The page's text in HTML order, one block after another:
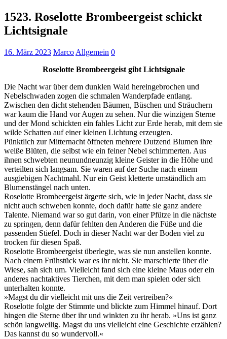
1523. Roselotte Brombeergeist schickt
Lichtsignale
16. März 2023 Marco Allgemein 0
Roselotte Brombeergeist gibt Lichtsignale
Die Nacht war über dem dunklen Wald hereingebrochen und
Nebelschwaden zogen die schmalen Wanderpfade entlang.
Zwischen den dicht stehenden Bäumen, Büschen und Sträuchern
war kaum die Hand vor Augen zu sehen. Nur die winzigen Sterne
und der Mond schickten ein fahles Licht zur Erde herab, mit dem sie
wilde Schatten auf einer kleinen Lichtung erzeugten.
Pünktlich zur Mitternacht öffneten mehrere Dutzend Blumen ihre
weiße Blüten, die selbst wie ein feiner Nebel schimmerten. Aus
ihnen schwebten neunundneunzig kleine Geister in die Höhe und
verteilten sich langsam. Sie waren auf der Suche nach einem
ausgiebigen Nachtmahl. Nur ein Geist kletterte umständlich am
Blumenstängel nach unten.
Roselotte Brombeergeist ärgerte sich, wie in jeder Nacht, dass sie
nicht auch schweben konnte, doch dafür hatte sie ganz andere
Talente. Niemand war so gut darin, von einer Pfütze in die nächste
zu springen, denn dafür fehlten den Anderen die Füße und die
passenden Stiefel. Doch in dieser Nacht war der Boden viel zu
trocken für diesen Spaß.
Roselotte Brombeergeist überlegte, was sie nun anstellen konnte.
Nach einem Frühstück war es ihr nicht. Sie marschierte über die
Wiese, sah sich um. Vielleicht fand sich eine kleine Maus oder ein
anderes nachtaktives Tierchen, mit dem man spielen oder sich
unterhalten konnte.
»Magst du dir vielleicht mit uns die Zeit vertreiben?«
Roselotte folgte der Stimmte und blickte zum Himmel hinauf. Dort
hingen die Sterne über ihr und winkten zu ihr herab. »Uns ist ganz
schön langweilig. Magst du uns vielleicht eine Geschichte erzählen?
Das kannst du so wundervoll.«